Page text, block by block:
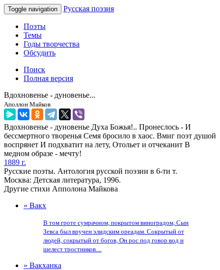
Toggle navigation Русская поэзия
Поэты
Темы
Годы творчества
Обсудить
Поиск
Полная версия
Вдохновенье - дуновенье...
Аполлон Майков
Вдохновенье - дуновенье Духа Божья!.. Пронеслось - И
бессмертного творенья Семя бросило в хаос. Вмиг поэт душой
воспрянет И подхватит на лету, Отольет и отчеканит В
медном образе - мечту!
1889 г.
Русские поэты. Антология русской поэзии в 6-ти т.
Москва: Детская литература, 1996.
Другие стихи Апполона Майкова
» Вакх
В том гроте сумрачном, покрытом виноградом, Сын
Зевса был вручен элидским ореадам. Сокрытый от
людей, сокрытый от богов, Он рос под говор вод и
шелест тростников....
» Вакханка